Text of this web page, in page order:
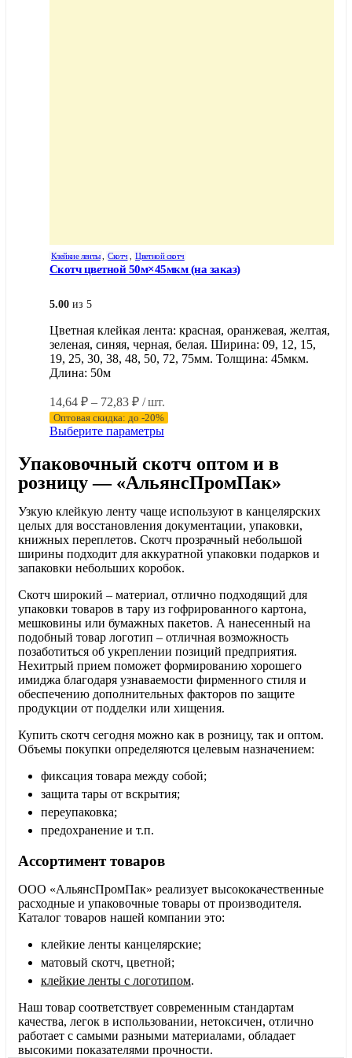
Клейкие ленты, Скотч , Цветной скотч
Скотч цветной 50м×45мкм (на заказ)
5.00 из 5
Цветная клейкая лента: красная, оранжевая, желтая,
зеленая, синяя, черная, белая. Ширина: 09, 12, 15,
19, 25, 30, 38, 48, 50, 72, 75мм. Толщина: 45мкм.
Длина: 50м
14,64 ₽ – 72,83 ₽Диапазон
цен:
14,64 ₽
72,83 ₽
/ шт.
Оптовая скидка: до -20%
Выберите параметрыЭтот
имеет
несколько
вариаций.
можно
выбрать
на
странице
товара.
Упаковочный скотч оптом и в
розницу — «АльянсПромПак»
Узкую клейкую ленту чаще используют в канцелярских
целых для восстановления документации, упаковки,
книжных переплетов. Скотч прозрачный небольшой
ширины подходит для аккуратной упаковки подарков и
запаковки небольших коробок.
Скотч широкий – материал, отлично подходящий для
упаковки товаров в тару из гофрированного картона,
мешковины или бумажных пакетов. А нанесенный на
подобный товар логотип – отличная возможность
позаботиться об укреплении позиций предприятия.
Нехитрый прием поможет формированию хорошего
имиджа благодаря узнаваемости фирменного стиля и
обеспечению дополнительных факторов по защите
продукции от подделки или хищения.
Купить скотч сегодня можно как в розницу, так и оптом.
Объемы покупки определяются целевым назначением:
фиксация товара между собой;
защита тары от вскрытия;
переупаковка;
предохранение и т.п.
Ассортимент товаров
ООО «АльянсПромПак» реализует высококачественные
расходные и упаковочные товары от производителя.
Каталог товаров нашей компании это:
клейкие ленты канцелярские;
матовый скотч, цветной;
клейкие ленты с логотипом.
Наш товар соответствует современным стандартам
качества, легок в использовании, нетоксичен, отлично
работает с самыми разными материалами, обладает
высокими показателями прочности.